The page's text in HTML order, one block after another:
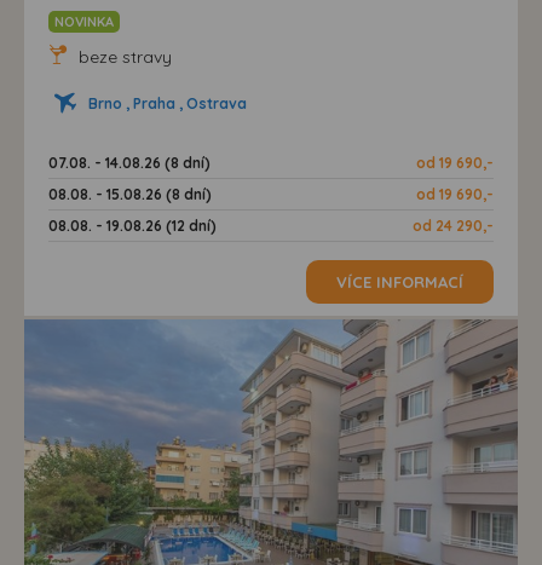
NOVINKA
beze stravy
Brno , Praha , Ostrava
07.08. - 14.08.26 (8 dní)
od 19 690,-
08.08. - 15.08.26 (8 dní)
od 19 690,-
08.08. - 19.08.26 (12 dní)
od 24 290,-
VÍCE INFORMACÍ